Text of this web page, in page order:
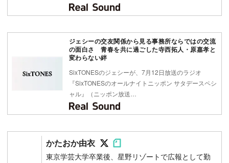
ジェシーの交友関係から見る事務所ならではの交流
の面白さ 青春を共に過ごした寺西拓人・原嘉孝と
変わらない絆
SixTONESのジェシーが、7月12日放送のラジオ
『SixTONESのオールナイトニッポン サタデースペシ
ャル』（ニッポン放送…
かたおか由衣 Follow on SNS
Follow on SNS
東京学芸大学卒業後、星野リゾートで広報として勤